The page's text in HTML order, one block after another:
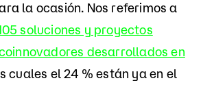
la ocasión. Nos referimos a
soluciones y proyectos
desarrollados en
cuales el 24 % están ya en el